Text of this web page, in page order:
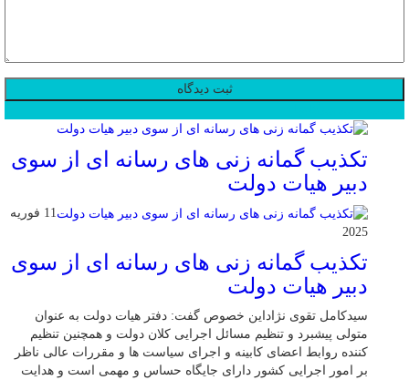
تکذیب گمانه زنی های رسانه ای از سوی
دبیر هیات دولت
11 فوریه
2025
تکذیب گمانه زنی های رسانه ای از سوی
دبیر هیات دولت
سیدکامل تقوی نژاداین خصوص گفت: دفتر هیات دولت به عنوان
متولی پیشبرد و تنظیم مسائل اجرایی کلان دولت و همچنین تنظیم
کننده روابط اعضای کابینه و اجرای سیاست ها و مقررات عالی ناظر
بر امور اجرایی کشور دارای جایگاه حساس و مهمی است و هدایت